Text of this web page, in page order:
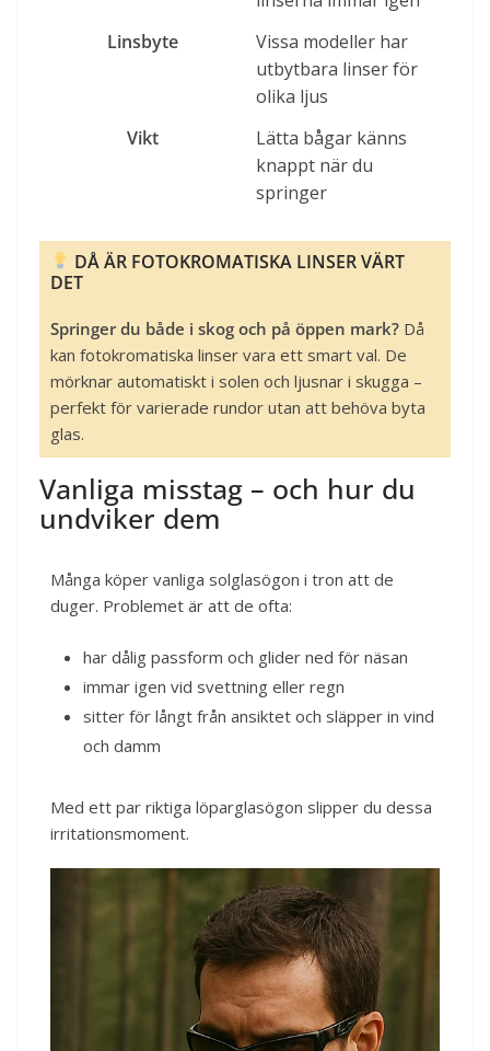
Linsbyte
Vissa modeller har
utbytbara linser för
olika ljus
Vikt
Lätta bågar känns
knappt när du
springer
DÅ ÄR FOTOKROMATISKA LINSER VÄRT
DET
Springer du både i skog och på öppen mark? Då
kan fotokromatiska linser vara ett smart val. De
mörknar automatiskt i solen och ljusnar i skugga –
perfekt för varierade rundor utan att behöva byta
glas.
Vanliga misstag – och hur du
undviker dem
Många köper vanliga solglasögon i tron att de
duger. Problemet är att de ofta:
har dålig passform och glider ned för näsan
immar igen vid svettning eller regn
sitter för långt från ansiktet och släpper in vind
och damm
Med ett par riktiga löparglasögon slipper du dessa
irritationsmoment.